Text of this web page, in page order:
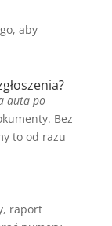
aby
auta po
Bez
to od razu
raport